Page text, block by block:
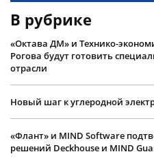
В рубрике
«Октава ДМ» и Технико-
Рогова будут готовить
отрасли
Новый шаг к углеродной
«Флант» и MIND Software
решений Deckhouse и MIND